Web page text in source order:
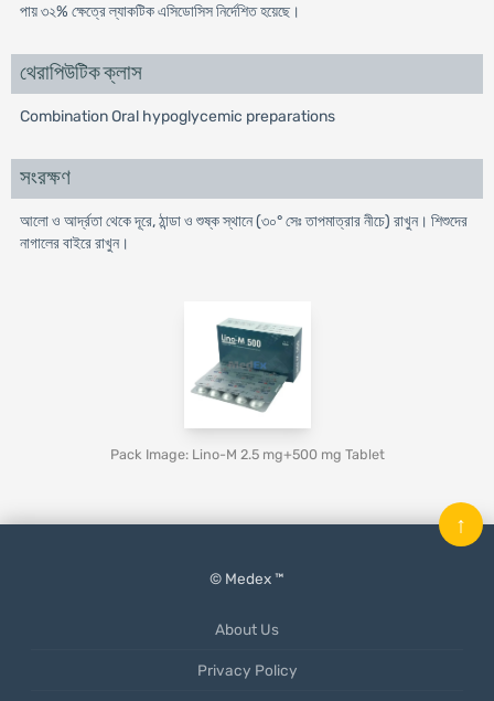
পায় ৩২% ক্ষেত্রে ল্যাকটিক এসিডোসিস নির্দেশিত হয়েছে।
থেরাপিউটিক ক্লাস
Combination Oral hypoglycemic preparations
সংরক্ষণ
আলো ও আর্দ্রতা থেকে দূরে, ঠান্ডা ও শুষ্ক স্থানে (৩০° সেঃ তাপমাত্রার নীচে) রাখুন। শিশুদের
নাগালের বাইরে রাখুন।
Pack Image: Lino-M 2.5 mg+500 mg Tablet
© Medex ™
About Us
Privacy Policy
↑